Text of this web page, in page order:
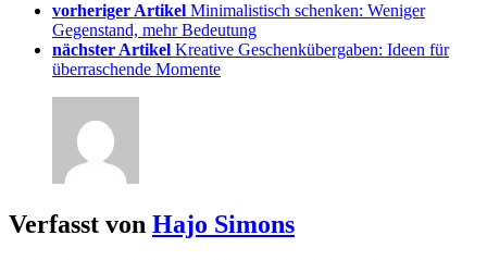
vorheriger Artikel Minimalistisch schenken: Weniger
Gegenstand, mehr Bedeutung
nächster Artikel Kreative Geschenkübergaben: Ideen für
überraschende Momente
Verfasst von Hajo Simons